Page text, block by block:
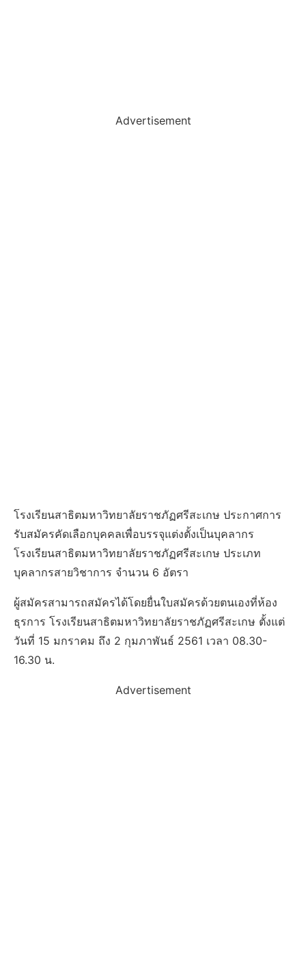
Advertisement
โรงเรียนสาธิตมหาวิทยาลัยราชภัฏศรีสะเกษ ประกาศการ
รับสมัครคัดเลือกบุคคลเพื่อบรรจุแต่งตั้งเป็นบุคลากร
โรงเรียนสาธิตมหาวิทยาลัยราชภัฏศรีสะเกษ ประเภท
บุคลากรสายวิชาการ จำนวน 6 อัตรา
ผู้สมัครสามารถสมัครได้โดยยื่นใบสมัครด้วยตนเองที่ห้อง
ธุรการ โรงเรียนสาธิตมหาวิทยาลัยราชภัฏศรีสะเกษ ตั้งแต่
วันที่ 15 มกราคม ถึง 2 กุมภาพันธ์ 2561 เวลา 08.30-
16.30 น.
Advertisement